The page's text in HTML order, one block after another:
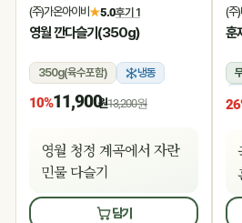
(주)가온아이비 ★5.0후기 1
영월 깐다슬기(350g)
350g(육수포함) 냉동
10%11,900원13,200원
영월 청정 계곡에서 자란
민물 다슬기
담기
(주
훈